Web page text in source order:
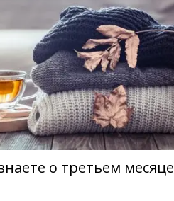
о третьем месяце